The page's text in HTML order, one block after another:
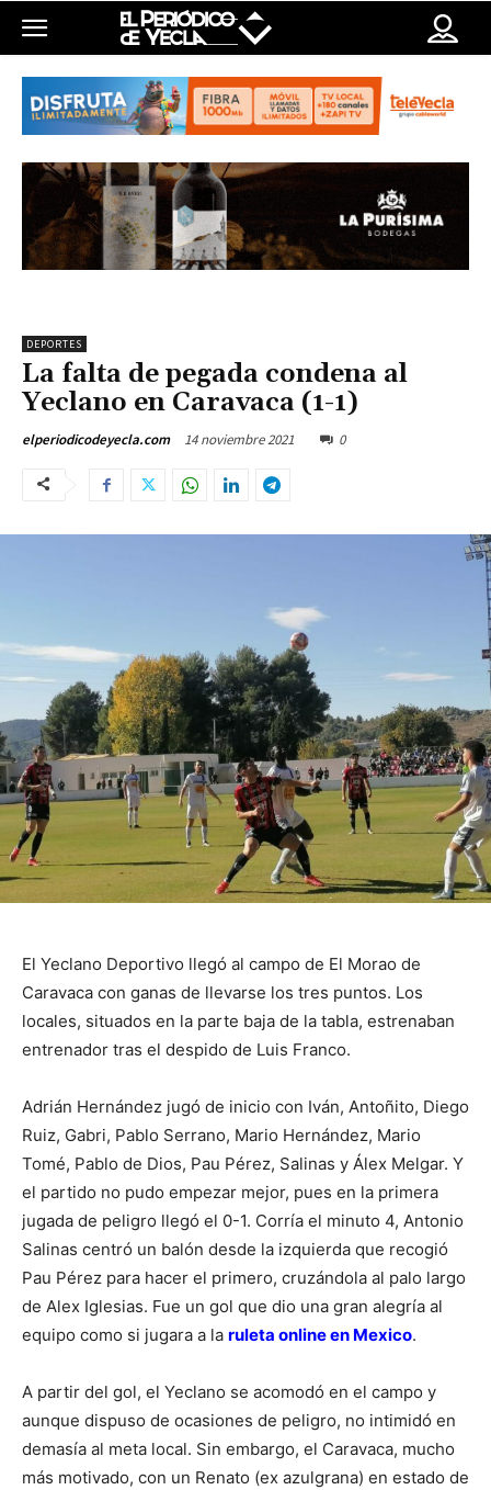
DEPORTES
La falta de pegada condena al
Yeclano en Caravaca (1-1)
elperiodicodeyecla.com 14 noviembre 2021 0
El Yeclano Deportivo llegó al campo de El Morao de
Caravaca con ganas de llevarse los tres puntos. Los
locales, situados en la parte baja de la tabla, estrenaban
entrenador tras el despido de Luis Franco.
Adrián Hernández jugó de inicio con Iván, Antoñito, Diego
Ruiz, Gabri, Pablo Serrano, Mario Hernández, Mario
Tomé, Pablo de Dios, Pau Pérez, Salinas y Álex Melgar. Y
el partido no pudo empezar mejor, pues en la primera
jugada de peligro llegó el 0-1. Corría el minuto 4, Antonio
Salinas centró un balón desde la izquierda que recogió
Pau Pérez para hacer el primero, cruzándola al palo largo
de Alex Iglesias. Fue un gol que dio una gran alegría al
equipo como si jugara a la ruleta online en Mexico.
A partir del gol, el Yeclano se acomodó en el campo y
aunque dispuso de ocasiones de peligro, no intimidó en
demasía al meta local. Sin embargo, el Caravaca, mucho
más motivado, con un Renato (ex azulgrana) en estado de